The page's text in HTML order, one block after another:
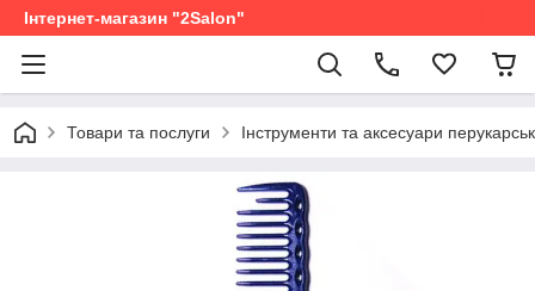
Інтернет-магазин "2Salon"
Товари та послуги Інструменти та аксесуари